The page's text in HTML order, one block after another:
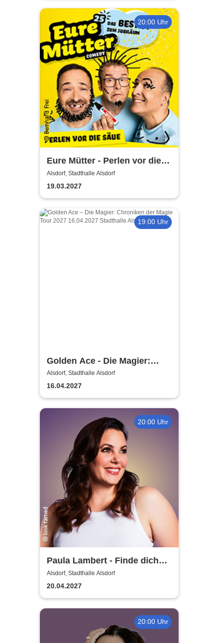
20:00 Uhr
Eure Mütter - Perlen vor die
Säue - Das Best Of zum
Jubiläum
Alsdorf, Stadthalle Alsdorf
19.03.2027
19:00 Uhr
Golden Ace - Die Magier:
Chroniken der Magie Tour
2027
Alsdorf, Stadthalle Alsdorf
16.04.2027
20:00 Uhr
Paula Lambert - Finde dich
gut, sonst findet dich keiner
Alsdorf, Stadthalle Alsdorf
20.04.2027
20:00 Uhr